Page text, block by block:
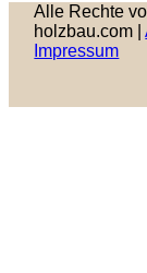
Alle Rechte
holzbau.com |
Impressum